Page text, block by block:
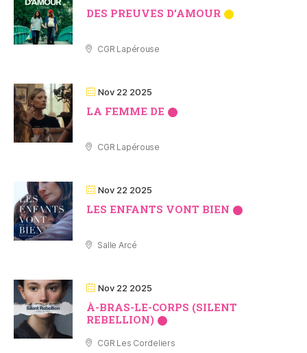
DES PREUVES DʼAMOUR
CGR Lapérouse
Nov 22 2025
LA FEMME DE
CGR Lapérouse
Nov 22 2025
LES ENFANTS VONT BIEN
Salle Arcé
Nov 22 2025
À-BRAS-LE-CORPS (SILENT
REBELLION)
CGR Les Cordeliers